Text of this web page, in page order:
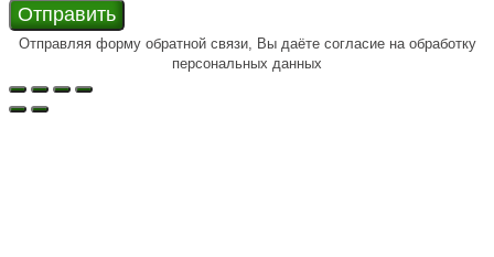
Отправить
Отправляя форму обратной связи, Вы даёте согласие на обработку
персональных данных